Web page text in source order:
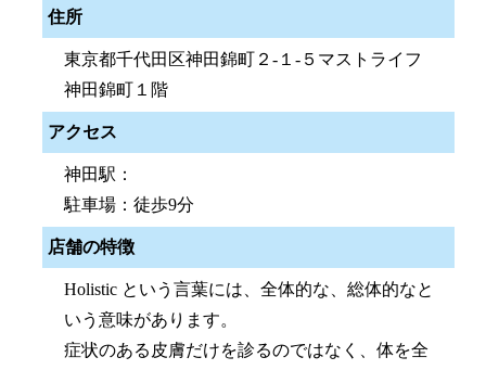
住所
東京都千代田区神田錦町２-１-５マストライフ
神田錦町１階
アクセス
神田駅：
駐車場：徒歩9分
店舗の特徴
Holistic という言葉には、全体的な、総体的なと
いう意味があります。
症状のある皮膚だけを診るのではなく、体を全